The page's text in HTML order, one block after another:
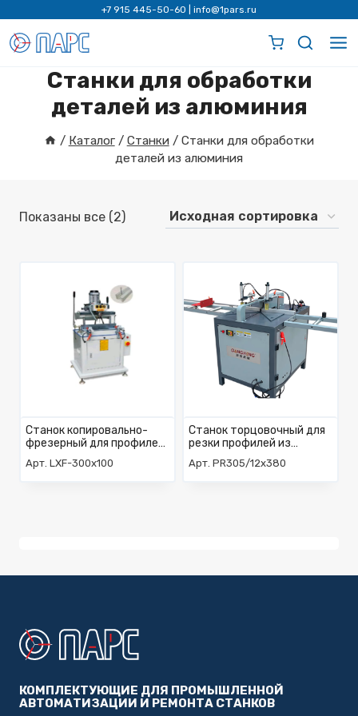
содержимому
+7 915 445-50-60 info@1pars.ru
Станки для обработки
деталей из алюминия
/ Каталог / Станки / Станки для обработки
деталей из алюминия
Показаны все (2)
Станок копировально-
фрезерный для профилей
Арт. LXF-300x100
Станок торцовочный для
резки профилей из
алюминия PR305/12×380
Арт. PR305/12x380
КОМПЛЕКТУЮЩИЕ ДЛЯ ПРОМЫШЛЕННОЙ
АВТОМАТИЗАЦИИ И РЕМОНТА СТАНКОВ